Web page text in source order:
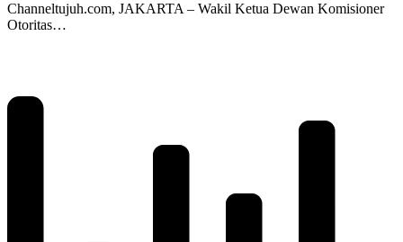
Channeltujuh.com, JAKARTA – Wakil Ketua Dewan Komisioner
Otoritas…